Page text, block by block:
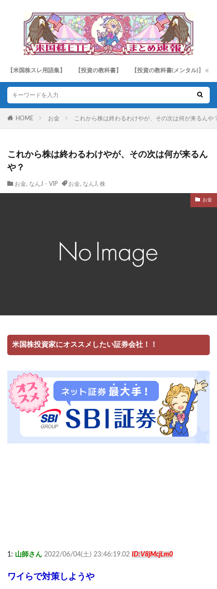
【米国株スレ用語集】 【投資の教科書】 【投資の教科書(メンタル)】
HOME お金 これから株は終わるわけやが、その次は何が来るんや
これから株は終わるわけやが、その次は何が来るん
や？
お金, なんJ・VIP お金, なんJ, 株
お金
米国株投資家にオススメしたい証券会社！！
1: 山師さん 2022/06/04(土) 23:46:19.02 ID:V8jMcjLm0
ワイらで対策しようや